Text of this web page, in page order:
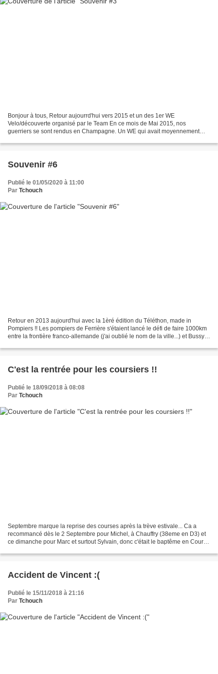
Bonjour à tous, Retour aujourrd'hui vers 2015 et un des 1er WE
Velo/découverte organisé par le Team En ce mois de Mai 2015, nos
guerriers se sont rendus en Champagne. Un WE qui avait moyennement
Souvenir #6
Publié le 01/05/2020 à 11:00
Par Tchouch
Retour en 2013 aujourd'hui avec la 1èré édition du Téléthon, made in
Pompiers !! Les pompiers de Ferrière s'étaient lancé le défi de faire 1000km
entre la frontière franco-allemande (j'ai oublié le nom de la ville...) et Bussy.
C'est la rentrée pour les coursiers !!
Publié le 18/09/2018 à 08:08
Par Tchouch
Septembre marque la reprise des courses après la trève estivale... Ca a
recommancé dès le 2 Septembre pour Michel, à Chauffry (38eme en D3) et
ce dimanche pour Marc et surtout Sylvain, donc c'était le baptême en Course
Accident de Vincent :(
Publié le 15/11/2018 à 21:16
Par Tchouch